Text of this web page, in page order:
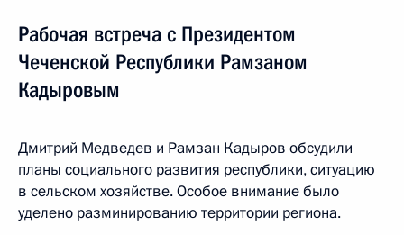
Рабочая встреча с Президентом
Чеченской Республики Рамзаном
Кадыровым
Дмитрий Медведев и Рамзан Кадыров обсудили
планы социального развития республики, ситуацию
в сельском хозяйстве. Особое внимание было
уделено разминированию территории региона.